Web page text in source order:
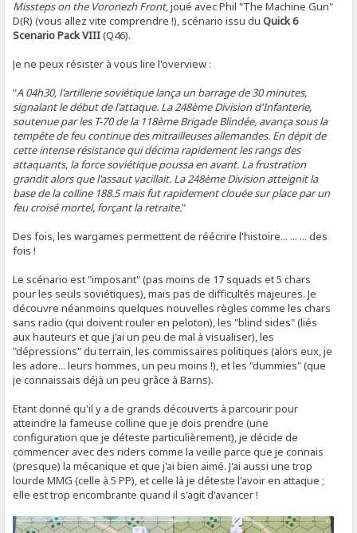
Missteps on the Voronezh Front, joué avec Phil "The Machine Gun"
D(R) (vous allez vite comprendre !), scénario issu duQuick 6
Scenario Pack VIII(Q46).
Je ne peux résister à vous lire l'overview :
"A 04h30, l'artillerie soviétique lança un barrage de 30 minutes,
signalant le début de l'attaque. La 248ème Division d'Infanterie,
soutenue par les T-70 de la 118ème Brigade Blindée, avança sous la
tempête de feu continue des mitrailleuses allemandes. En dépit de
cette intense résistance qui décima rapidement les rangs des
attaquants, la force soviétique poussa en avant. La frustration
grandit alors que l'assaut vacillait. La 248ème Division atteignit la
base de la colline 188.5 mais fut rapidement clouée sur place par un
feu croisé mortel, forçant la retraite."
Des fois, les wargames permettent de réécrire l'histoire... ... ... des
fois !
Le scénario est "imposant" (pas moins de 17 squads et 5 chars
pour les seuls soviétiques), mais pas de difficultés majeures. Je
découvre néanmoins quelques nouvelles règles comme les chars
sans radio (qui doivent rouler en peloton), les "blind sides" (liés
aux hauteurs et que j'ai un peu de mal à visualiser), les
"dépressions" du terrain, les commissaires politiques (alors eux, je
les adore... leurs hommes, un peu moins !), et les "dummies" (que
je connaissais déjà un peu grâce à Barns).
Etant donné qu'il y a de grands découverts à parcourir pour
atteindre la fameuse colline que je dois prendre (une
configuration que je déteste particulièrement), je décide de
commencer avec des riders comme la veille parce que je connais
(presque) la mécanique et que j'ai bien aimé. J'ai aussi une trop
lourde MMG (celle à 5 PP), et celle là je déteste l'avoir en attaque ;
elle est trop encombrante quand il s'agit d'avancer !